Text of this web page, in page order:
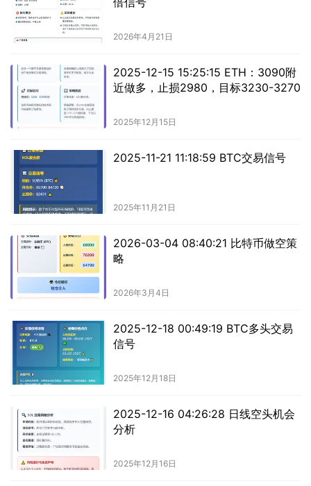
2026年4月21日
2025-12-15 15:25:15 ETH：3090附
近做多，止损2980，目标3230-3270
2025年12月15日
2025-11-21 11:18:59 BTC交易信号
2025年11月21日
2026-03-04 08:40:21 比特币做空策
略
2026年3月4日
2025-12-18 00:49:19 BTC多头交易
信号
2025年12月18日
2025-12-16 04:26:28 日线空头机会
分析
2025年12月16日